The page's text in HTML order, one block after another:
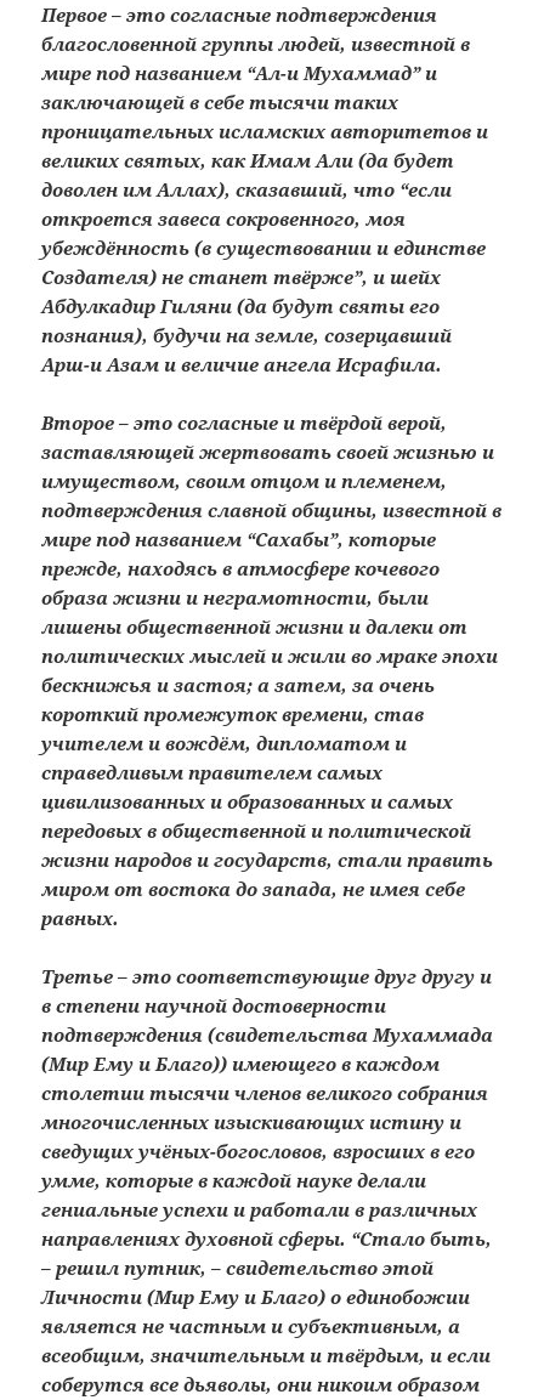
Первое – это согласные подтверждения
благословенной группы людей, известной в
мире под названием “Ал-и Мухаммад” и
заключающей в себе тысячи таких
проницательных исламских авторитетов и
великих святых, как Имам Али (да будет
доволен им Аллах), сказавший, что “если
откроется завеса сокровенного, моя
убеждённость (в существовании и единстве
Создателя) не станет твёрже”, и шейх
Абдулкадир Гиляни (да будут святы его
познания), будучи на земле, созерцавший
Арш-и Азам и величие ангела Исрафила.
Второе – это согласные и твёрдой верой,
заставляющей жертвовать своей жизнью и
имуществом, своим отцом и племенем,
подтверждения славной общины, известной в
мире под названием “Сахабы”, которые
прежде, находясь в атмосфере кочевого
образа жизни и неграмотности, были
лишены общественной жизни и далеки от
политических мыслей и жили во мраке эпохи
бескнижья и застоя; а затем, за очень
короткий промежуток времени, став
учителем и вождём, дипломатом и
справедливым правителем самых
цивилизованных и образованных и самых
передовых в общественной и политической
жизни народов и государств, стали править
миром от востока до запада, не имея себе
равных.
Третье – это соответствующие друг другу и
в степени научной достоверности
подтверждения (свидетельства Мухаммада
(Мир Ему и Благо)) имеющего в каждом
столетии тысячи членов великого собрания
многочисленных изыскивающих истину и
сведущих учёных-богословов, взросших в его
умме, которые в каждой науке делали
гениальные успехи и работали в различных
направлениях духовной сферы. “Стало быть,
– решил путник, – свидетельство этой
Личности (Мир Ему и Благо) о единобожии
является не частным и субъективным, а
всеобщим, значительным и твёрдым, и если
соберутся все дьяволы, они никоим образом